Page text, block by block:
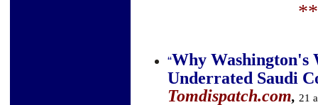
“Why Washington's
Underrated Saudi
Tomdispatch.com, 21